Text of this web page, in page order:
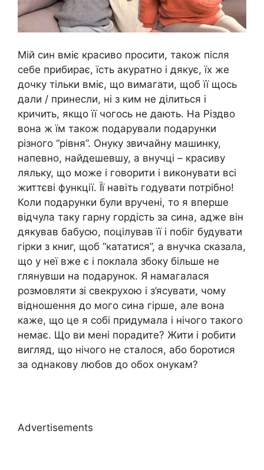
Мій син вміє красиво просити, також після
себе прибирає, їсть акуратно і дякує, їх же
дочку тільки вміє, що вимагати, щоб її щось
дали / принесли, ні з ким не ділиться і
кричить, якщо її чогось не дають. На Різдво
вона ж їм також подарували подарунки
різного “рівня”. Онуку звичайну машинку,
напевно, найдешевшу, а внучці – красиву
ляльку, що може і говорити і виконувати всі
життєві функції. Її навіть годувати потрібно!
Коли подарунки були вручені, то я вперше
відчула таку гарну гордість за сина, адже він
дякував бабусю, поцілував її і побіг будувати
гірки з книг, щоб “кататися”, а внучка сказала,
що у неї вже є і поклала збоку більше не
глянувши на подарунок. Я намагалася
розмовляти зі свекрухою і з’ясувати, чому
відношення до мого сина гірше, але вона
каже, що це я собі придумала і нічого такого
немає. Що ви мені порадите? Жити і робити
вигляд, що нічого не сталося, або боротися
за однакову любов до обох онукам?
Advertisements